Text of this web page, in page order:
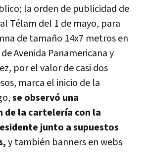
la orden de publicidad de
Télam del 1 de mayo, para
de tamaño 14x7 metros en
Avenida Panamericana y
por el valor de casi dos
marca el inicio de la
se observó una
la cartelería con la
junto a supuestos
y también banners en webs